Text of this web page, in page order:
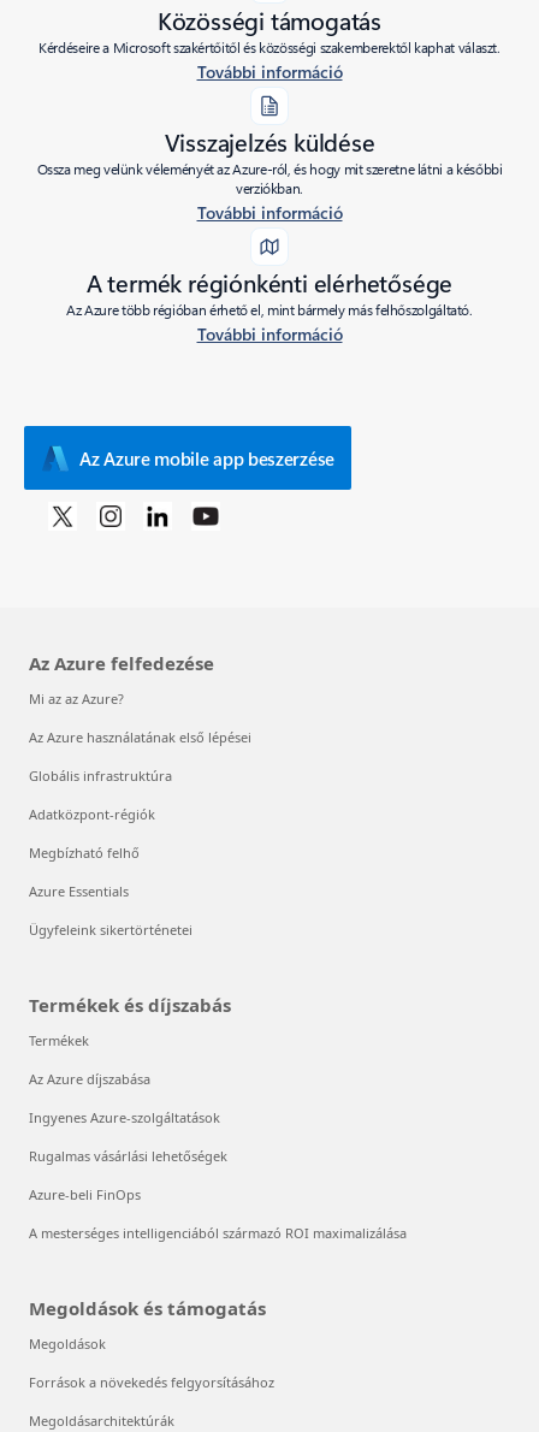
Közösségi támogatás
Kérdéseire a Microsoft szakértőitől és közösségi szakemberektől kaphat választ.
További információ
Visszajelzés küldése
Ossza meg velünk véleményét az Azure-ról, és hogy mit szeretne látni a későbbi
verziókban.
További információ
A termék régiónkénti elérhetősége
Az Azure több régióban érhető el, mint bármely más felhőszolgáltató.
További információ
Az Azure mobile app beszerzése
Az Azure felfedezése
Mi az az Azure?
Az Azure használatának első lépései
Globális infrastruktúra
Adatközpont-régiók
Megbízható felhő
Azure Essentials
Ügyfeleink sikertörténetei
Termékek és díjszabás
Termékek
Az Azure díjszabása
Ingyenes Azure-szolgáltatások
Rugalmas vásárlási lehetőségek
Azure-beli FinOps
A mesterséges intelligenciából származó ROI maximalizálása
Megoldások és támogatás
Megoldások
Források a növekedés felgyorsításához
Megoldásarchitektúrák